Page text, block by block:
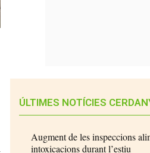
ÚLTIMES NOTÍCIES
Augment de les inspeccions
intoxicacions durant l’estiu